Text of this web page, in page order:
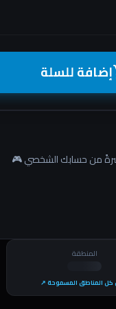
إضافة للسلة
المنطقة
المناطق المسموحة ↗